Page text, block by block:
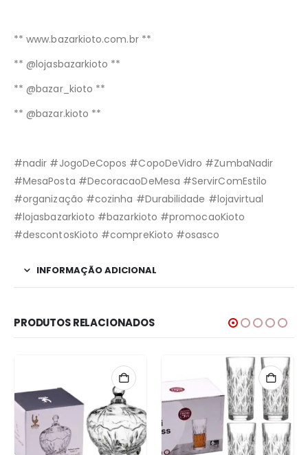
** www.bazarkioto.com.br **
** @lojasbazarkioto **
** @bazar_kioto **
** @bazar.kioto **
#nadir #JogoDeCopos #CopoDeVidro #ZumbaNadir
#MesaPosta #DecoracaoDeMesa #ServirComEstilo
#organização #cozinha #Durabilidade #lojavirtual
#lojasbazarkioto #bazarkioto #promocaoKioto
#descontosKioto #compreKioto #osasco
INFORMAÇÃO ADICIONAL
PRODUTOS RELACIONADOS